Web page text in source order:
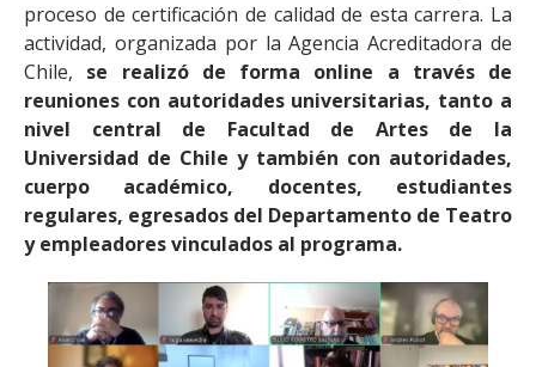
proceso de certificación de calidad de esta carrera. La
actividad, organizada por la Agencia Acreditadora de
Chile, se realizó de forma online a través de
reuniones con autoridades universitarias, tanto a
nivel central de Facultad de Artes de la
Universidad de Chile y también con autoridades,
cuerpo académico, docentes, estudiantes
regulares, egresados del Departamento de Teatro
y empleadores vinculados al programa.